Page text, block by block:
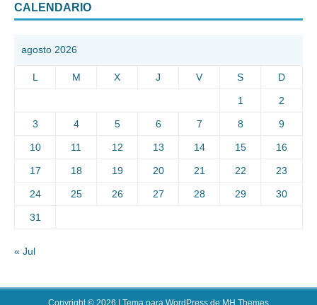
CALENDARIO
agosto 2026
L M X J V S D
1 2
3 4 5 6 7 8 9
10 11 12 13 14 15 16
17 18 19 20 21 22 23
24 25 26 27 28 29 30
31
« Jul
Copyright © 2026 | Tema para WordPress de MH Themes